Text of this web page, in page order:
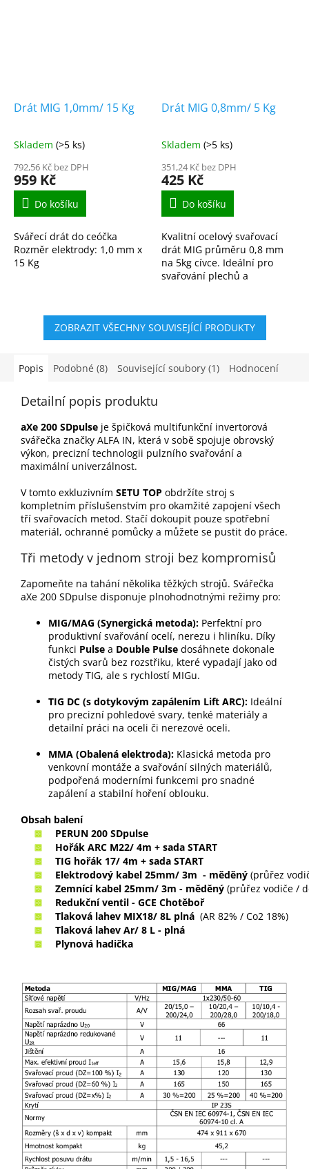
Drát MIG 1,0mm/ 15 Kg
Skladem (>5 ks)
792,56 Kč bez DPH
959 Kč
Do košíku
Svářecí drát do ceóčka
Rozměr elektrody: 1,0 mm x
15 Kg
Drát MIG 0,8mm/ 5 Kg
Skladem (>5 ks)
351,24 Kč bez DPH
425 Kč
Do košíku
Kvalitní ocelový svařovací
drát MIG průměru 0,8 mm
na 5kg cívce. Ideální pro
svařování plechů a
nebo argonu. Stabilní oblouk
a...
ZOBRAZIT VŠECHNY SOUVISEJÍCÍ PRODUKTY
Popis Podobné (8) Související soubory (1) Hodnocení
Detailní popis produktu
aXe 200 SDpulse je špičková multifunkční invertorová
svářečka značky ALFA IN, která v sobě spojuje obrovský
výkon, precizní technologii pulzního svařování a
maximální univerzálnost.
V tomto exkluzivním SETU TOP obdržíte stroj s
kompletním příslušenstvím pro okamžité zapojení všech
tří svařovacích metod. Stačí dokoupit pouze spotřební
materiál, ochranné pomůcky a můžete se pustit do práce.
Tři metody v jednom stroji bez kompromisů
Zapomeňte na tahání několika těžkých strojů. Svářečka
aXe 200 SDpulse disponuje plnohodnotnými režimy pro:
MIG/MAG (Synergická metoda): Perfektní pro
produktivní svařování ocelí, nerezu i hliníku. Díky
funkci Pulse a Double Pulse dosáhnete dokonale
čistých svarů bez rozstřiku, které vypadají jako od
metody TIG, ale s rychlostí MIGu.
TIG DC (s dotykovým zapálením Lift ARC): Ideální
pro precizní pohledové svary, tenké materiály a
detailní práci na oceli či nerezové oceli.
MMA (Obalená elektroda): Klasická metoda pro
venkovní montáže a svařování silných materiálů,
podpořená moderními funkcemi pro snadné
zapálení a stabilní hoření oblouku.
Obsah balení
PERUN 200 SDpulse
Hořák ARC M22/ 4m + sada START
TIG hořák 17/ 4m + sada START
Elektrodový kabel 25mm/ 3m - měděný (průřez
Zemnící kabel 25mm/ 3m - měděný (průřez vodiče /
Redukční ventil - GCE Chotěboř
Tlaková lahev MIX18/ 8L plná (AR 82% / Co2 18%)
Tlaková lahev Ar/ 8 L - plná
Plynová hadička